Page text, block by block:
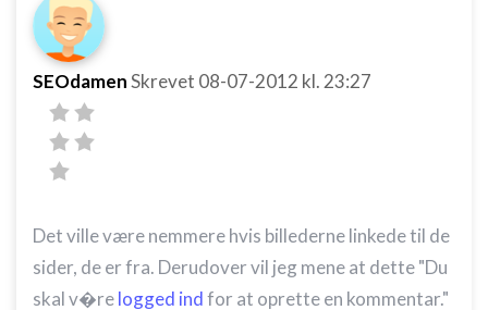
SEOdamenSkrevet 08-07-2012 kl. 23:27
Det ville være nemmere hvis billederne linkede til de
sider, de er fra. Derudover vil jeg mene at dette "Du
skal v�relogged indfor at oprette en kommentar."